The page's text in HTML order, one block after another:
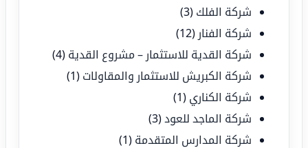
شركة الفلك (3)
شركة الفنار (12)
شركة القدية للاستثمار – مشروع القدية (4)
شركة الكبريش للاستثمار والمقاولات (1)
شركة الكناري (1)
شركة الماجد للعود(3)
شركة المدارس المتقدمة (1)